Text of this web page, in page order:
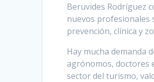
Beruvides Rodríguez
nuevos profesionales
prevención, clínica y
Hay mucha demanda
agrónomos, doctores
sector del turismo,